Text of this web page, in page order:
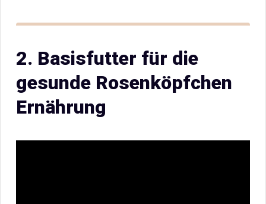
2. Basisfutter für die
gesunde Rosenköpfchen
Ernährung